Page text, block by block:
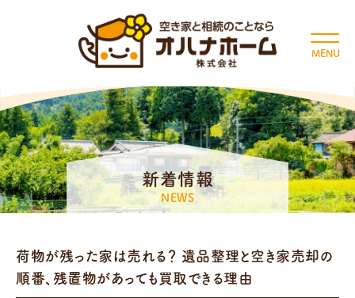
MENU
新着情報
NEWS
荷物が残った家は売れる？ 遺品整理と空き家売却の
順番、残置物があっても買取できる理由